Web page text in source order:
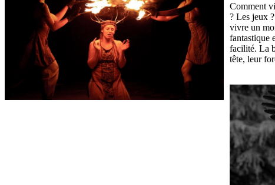
Comment
? Les jeux
vivre un
fantastique
facilité. La
tête, leur